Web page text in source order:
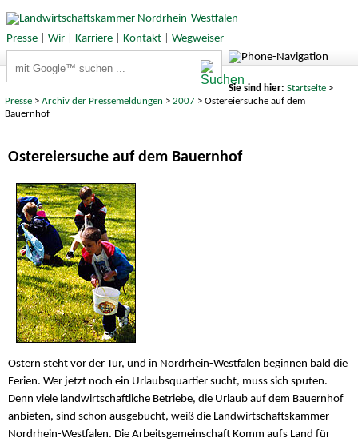
Presse| Wir| Karriere| Kontakt| Wegweiser
Sie sind hier: Startseite>
Presse >Archiv der Pressemeldungen > 2007 > Ostereiersuche auf dem
Bauernhof
Ostereiersuche auf dem Bauernhof
Ostern steht vor der Tür, und in Nordrhein-Westfalen beginnen bald die
Ferien. Wer jetzt noch ein Urlaubsquartier sucht, muss sich sputen.
Denn viele landwirtschaftliche Betriebe, die Urlaub auf dem Bauernhof
anbieten, sind schon ausgebucht, weiß die Landwirtschaftskammer
Nordrhein-Westfalen. Die Arbeitsgemeinschaft Komm aufs Land für